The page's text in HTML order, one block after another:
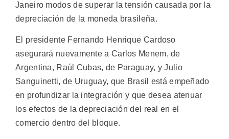
Janeiro modos de superar la tensión causada por la
depreciación de la moneda brasileña.
El presidente Fernando Henrique Cardoso
asegurará nuevamente a Carlos Menem, de
Argentina, Raúl Cubas, de Paraguay, y Julio
Sanguinetti, de Uruguay, que Brasil está empeñado
en profundizar la integración y que desea atenuar
los efectos de la depreciación del real en el
comercio dentro del bloque.